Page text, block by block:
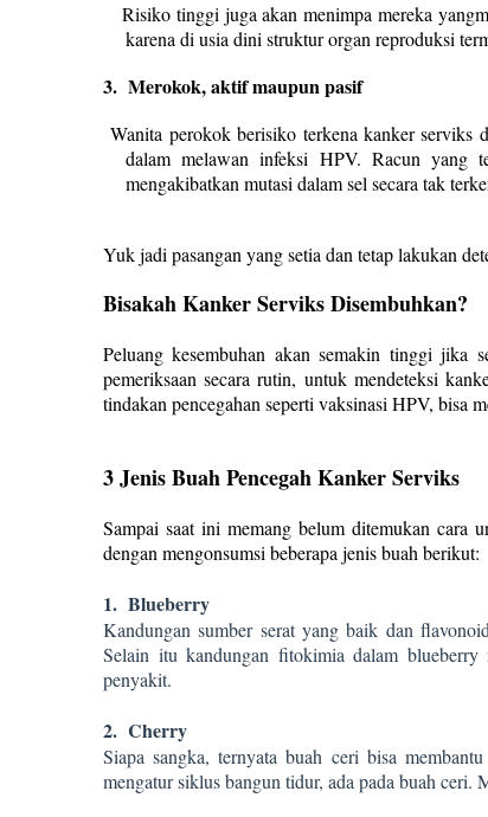
Risiko tinggi juga akan menimpa mereka
karena di usia dini struktur organ reproduksi
3. Merokok, aktif maupun pasif
Wanita perokok berisiko terkena kanker serviks
dalam melawan infeksi HPV. Racun yang
mengakibatkan mutasi dalam sel secara tak
Yuk jadi pasangan yang setia dan tetap lakukan
Bisakah Kanker Serviks Disembuhkan?
Peluang kesembuhan akan semakin tinggi jika
pemeriksaan secara rutin, untuk mendeteksi
tindakan pencegahan seperti vaksinasi HPV, bisa
3 Jenis Buah Pencegah Kanker Serviks
Sampai saat ini memang belum ditemukan cara
dengan mengonsumsi beberapa jenis buah berikut:
1. Blueberry
Kandungan sumber serat yang baik dan
Selain itu kandungan fitokimia dalam
penyakit.
2. Cherry
Siapa sangka, ternyata buah ceri bisa
mengatur siklus bangun tidur, ada pada buah